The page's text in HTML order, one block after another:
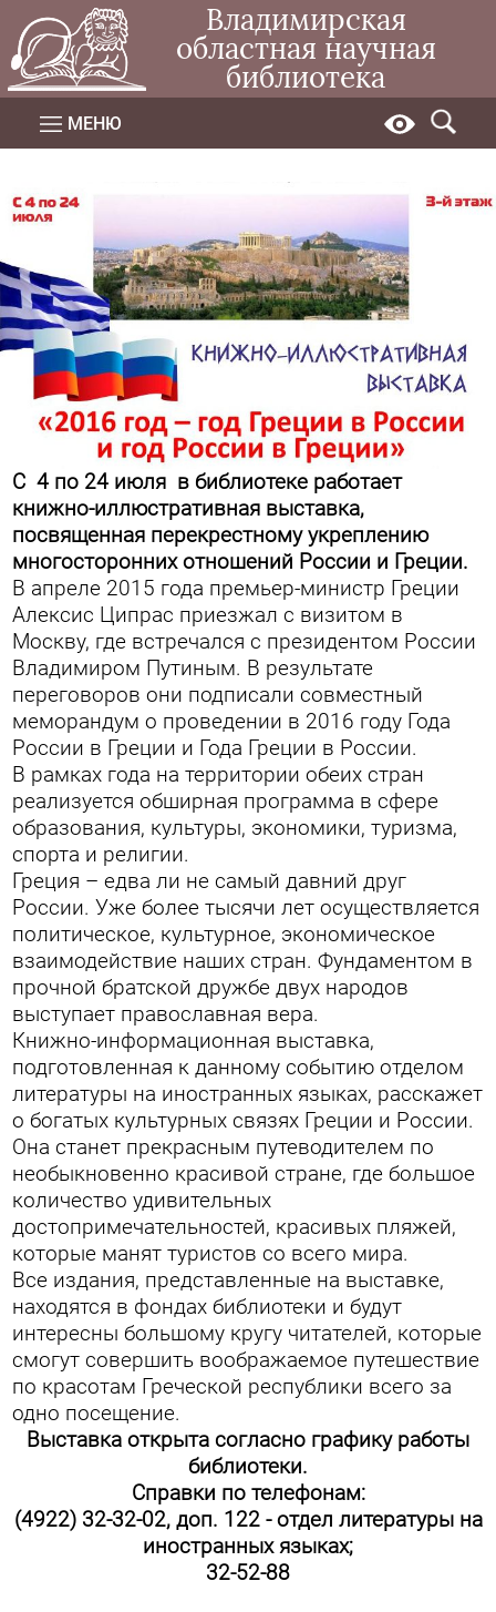
Владимирская
областная научная
библиотека
МЕНЮ
С 4 по 24 июля в библиотеке работает
книжно-иллюстративная выставка,
посвященная перекрестному укреплению
многосторонних отношений России и Греции.
В апреле 2015 года премьер-министр Греции
Алексис Ципрас приезжал с визитом в
Москву, где встречался с президентом России
Владимиром Путиным. В результате
переговоров они подписали совместный
меморандум о проведении в 2016 году Года
России в Греции и Года Греции в России.
В рамках года на территории обеих стран
реализуется обширная программа в сфере
образования, культуры, экономики, туризма,
спорта и религии.
Греция – едва ли не самый давний друг
России. Уже более тысячи лет осуществляется
политическое, культурное, экономическое
взаимодействие наших стран. Фундаментом в
прочной братской дружбе двух народов
выступает православная вера.
Книжно-информационная выставка,
подготовленная к данному событию отделом
литературы на иностранных языках, расскажет
о богатых культурных связях Греции и России.
Она станет прекрасным путеводителем по
необыкновенно красивой стране, где большое
количество удивительных
достопримечательностей, красивых пляжей,
которые манят туристов со всего мира.
Все издания, представленные на выставке,
находятся в фондах библиотеки и будут
интересны большому кругу читателей, которые
смогут совершить воображаемое путешествие
по красотам Греческой республики всего за
одно посещение.
Выставка открыта согласно графику работы
библиотеки.
Справки по телефонам:
(4922) 32-32-02, доп. 122 - отдел литературы на
иностранных языках;
32-52-88